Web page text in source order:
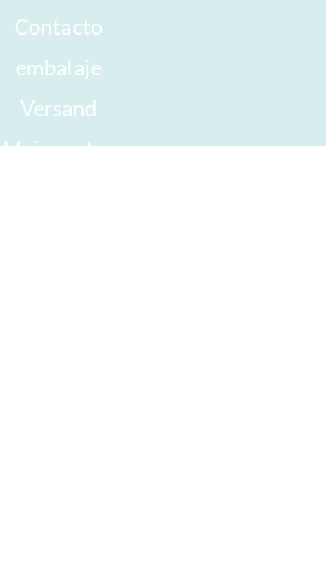
Contacto
embalaje
Versand
Mejor antes